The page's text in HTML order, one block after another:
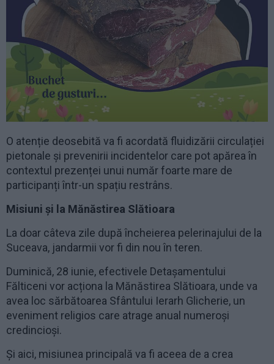
O atenție deosebită va fi acordată fluidizării circulației
pietonale și prevenirii incidentelor care pot apărea în
contextul prezenței unui număr foarte mare de
participanți într-un spațiu restrâns.
Misiuni și la Mănăstirea Slătioara
La doar câteva zile după încheierea pelerinajului de la
Suceava, jandarmii vor fi din nou în teren.
Duminică, 28 iunie, efectivele Detașamentului
Fălticeni vor acționa la Mănăstirea Slătioara, unde va
avea loc sărbătoarea Sfântului Ierarh Glicherie, un
eveniment religios care atrage anual numeroși
credincioși.
Și aici, misiunea principală va fi aceea de a crea